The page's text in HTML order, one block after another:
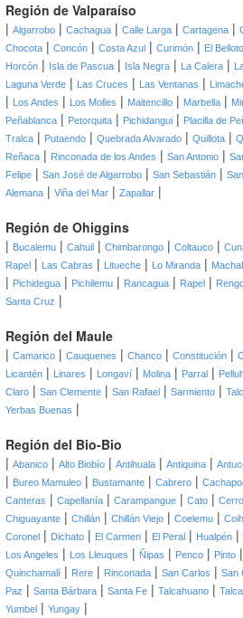
Región de Valparaíso
| Algarrobo | Cachagua | Calle Larga | Cartagena |
Chocota | Concón | Costa Azul | Curimón | El Belloto
Horcón | Isla de Pascua | Isla Negra | La Calera |
Laguna Verde | Las Cruces | Las Ventanas |
| Los Andes | Los Molles | Maitencillo | Marbella |
Peñablanca | Petorquita | Pichidangui | Placilla de
Tralca | Putaendo | Quebrada Alvarado | Quillota |
Reñaca | Rinconada de los Andes | San Antonio |
Felipe | San José de Algarrobo | San Sebastián |
Alemana | Viña del Mar | Zapallar |
Región de Ohiggins
| Bucalemu | Cahuil | Chimbarongo | Coltauco |
Rapel | Las Cabras | Litueche | Lo Miranda |
| Pichidegua | Pichilemu | Rancagua | Rapel |
Santa Cruz |
Región del Maule
| Camarico | Cauquenes | Chanco | Constitución |
Licantén | Linares | Longaví | Molina | Parral |
Claro | San Clemente | San Rafael | Sarmiento |
Yerbas Buenas |
Región del Bio-Bio
| Abanico | Alto Biobío | Antihuala | Antiquina |
| Bureo Mamuleo | Bustamante | Cabrero |
Canteras | Capellanía | Carampangue | Cato |
Chiguayante | Chillán | Chillán Viejo | Coelemu |
Coronel | Dichato | El Carmen | El Peral | Hualpén |
Los Angeles | Los Lleuques | Ñipas | Penco | Pinto |
Quinchamalí | Rere | Rinconada | San Carlos | San
Paz | Santa Bárbara | Santa Fe | Talcahuano |
Yumbel | Yungay |